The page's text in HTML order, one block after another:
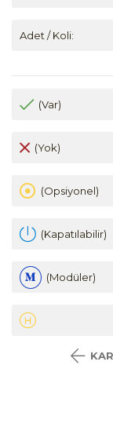
Adet / Koli:
(Var)
(Yok)
(Opsiyonel)
(Kapatılabilir)
(Modüler)